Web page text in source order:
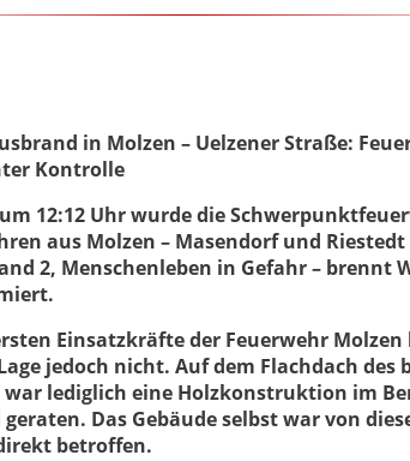
in Molzen – Uelzener Straße:
Kontrolle
12:12 Uhr wurde die
aus Molzen – Masendorf und
2, Menschenleben in Gefahr – brennt
Einsatzkräfte der Feuerwehr
jedoch nicht. Auf dem Flachdach des
lediglich eine Holzkonstruktion im
Das Gebäude selbst war von
betroffen.